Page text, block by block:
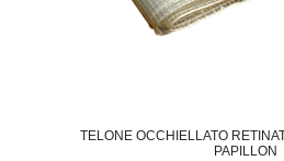
TELONE OCCHIELLATO
PAPILLON